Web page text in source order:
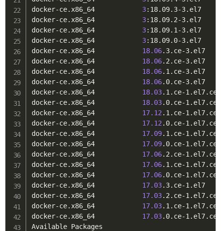
docker-ce.x86_64 3:18.09.3-3.el7
docker-ce.x86_64 3:18.09.2-3.el7
docker-ce.x86_64 3:18.09.1-3.el7
docker-ce.x86_64 3:18.09.0-3.el7
docker-ce.x86_64 18.06.3.ce-3.el7
docker-ce.x86_64 18.06.2.ce-3.el7
docker-ce.x86_64 18.06.1.ce-3.el7
docker-ce.x86_64 18.06.0.ce-3.el7
docker-ce.x86_64 18.03.1.ce-
docker-ce.x86_64 18.03.0.ce-
docker-ce.x86_64 17.12 .1.ce-
docker-ce.x86_64 17.12 .0.ce-
docker-ce.x86_64 17.09.1.ce-
docker-ce.x86_64 17.09.0.ce-
docker-ce.x86_64 17.06.2.ce-
docker-ce.x86_64 17.06.1.ce-
docker-ce.x86_64 17.06.0.ce-
docker-ce.x86_64 17.03.3.ce-1.el7
docker-ce.x86_64 17.03.2.ce-
docker-ce.x86_64 17.03.1.ce-
docker-ce.x86_64 17.03.0.ce-
Available Packages